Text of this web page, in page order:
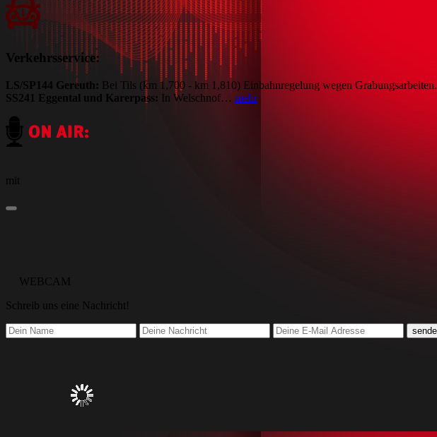
Verkehrsservice:
LS/SP144 Gereuth: Bei Tils (km 1,700 - km 1,810) Einbahnregelung wegen Grabungsarbeiten.
SS241 Eggental und Karerpass: In Welschnof… mehr
mit
WEBCAM
Schreib uns eine Nachricht !